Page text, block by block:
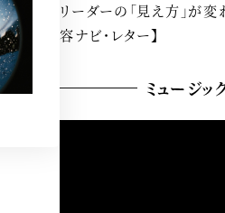
リーダーの「見え方」が
容ナビ・レター】
ミュージッ